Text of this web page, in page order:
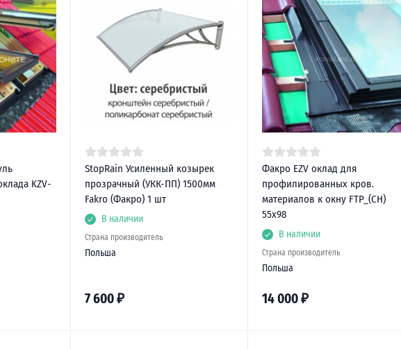
KZV-
StopRain Усиленный козырек
прозрачный (УКК-ПП) 1500мм
Fakro (Факро) 1 шт
В наличии
Страна производитель
Польша
7 600₽
Факро EZV оклад для
профилированных кров.
материалов к окну FTP_(CH)
55х98
В наличии
Страна производитель
Польша
14 000₽